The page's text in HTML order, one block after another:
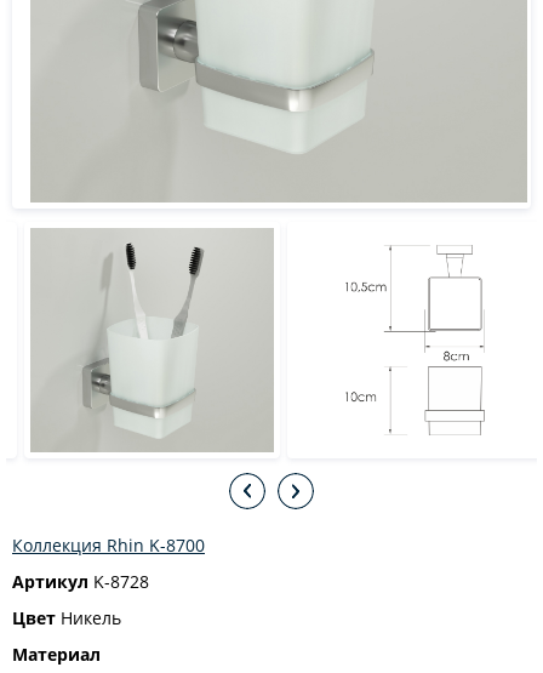
Коллекция Rhin K-8700
Артикул K-8728
Цвет Никель
Материал